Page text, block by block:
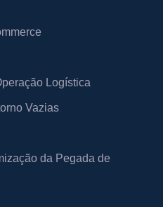
Logística
Vazias
da Pegada de